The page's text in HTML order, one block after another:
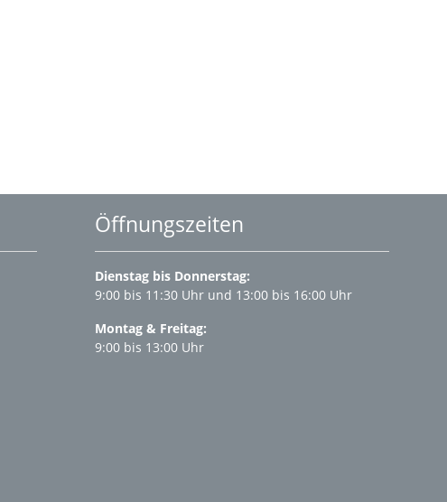
Öffnungszeiten
Dienstag bis Donnerstag:
9:00 bis 11:30 Uhr und 13:00 bis 16:00 Uhr
Montag & Freitag:
9:00 bis 13:00 Uhr